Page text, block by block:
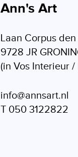
Ann's Art
Laan Corpus
9728 JR
(in Vos Interieur /
info@annsart.nl
T 050 3122822